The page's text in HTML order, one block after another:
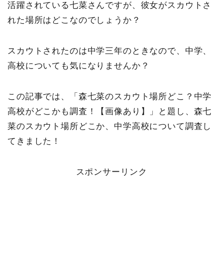
活躍されている七菜さんですが、彼女がスカウトさ
れた場所はどこなのでしょうか？
スカウトされたのは中学三年のときなので、中学、
高校についても気になりませんか？
この記事では、「森七菜のスカウト場所どこ？中学
高校がどこかも調査！【画像あり】」と題し、森七
菜のスカウト場所どこか、中学高校について調査し
てきました！
スポンサーリンク